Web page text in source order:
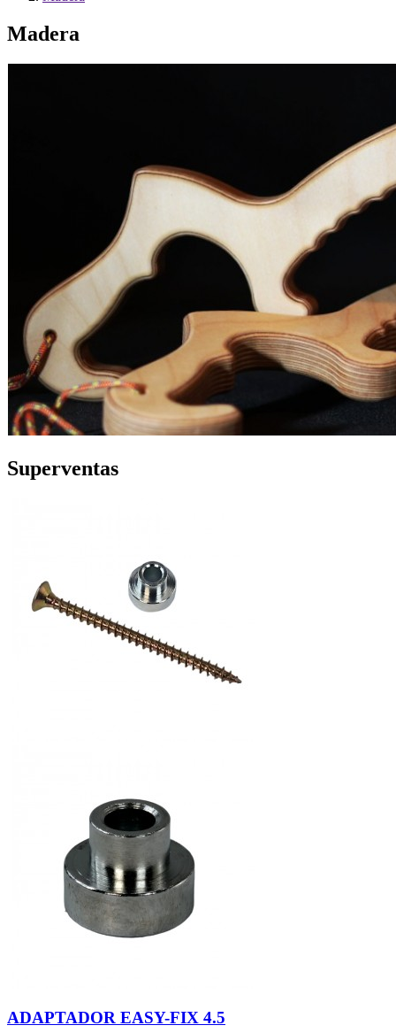
Madera
Superventas
ADAPTADOR EASY-FIX 4.5